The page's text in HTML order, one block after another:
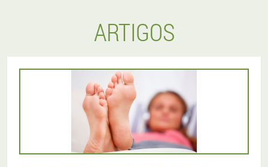
ARTIGOS